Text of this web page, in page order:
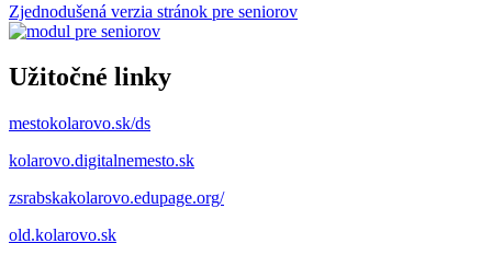
Zjednodušená verzia stránok pre seniorov
Užitočné linky
mestokolarovo.sk/ds
kolarovo.digitalnemesto.sk
zsrabskakolarovo.edupage.org/
old.kolarovo.sk